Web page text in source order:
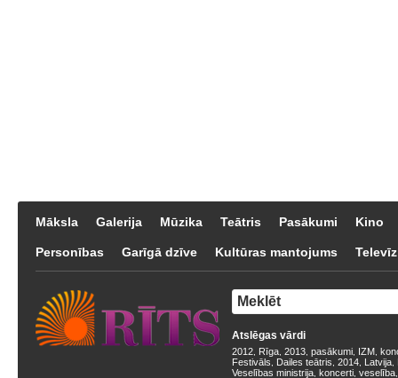
Māksla Galerija Mūzika Teātris Pasākumi Kino
Personības Garīgā dzīve Kultūras mantojums
Atslēgas vārdi
2012 Rīga 2013 pasākumi IZM
Festivāls
Dailes teātris 2014 Latvija
Veselības ministrija koncerti veselība